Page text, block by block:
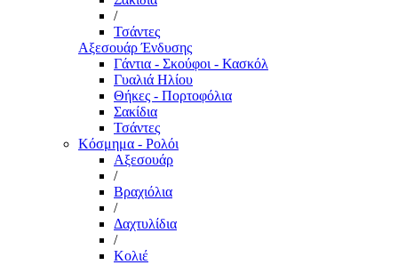
/
Τσάντες
Αξεσουάρ Ένδυσης
Γάντια - Σκούφοι - Κασκόλ
Γυαλιά Ηλίου
Θήκες - Πορτοφόλια
Σακίδια
Τσάντες
Κόσμημα - Ρολόι
Αξεσουάρ
/
Βραχιόλια
/
Δαχτυλίδια
/
Κολιέ